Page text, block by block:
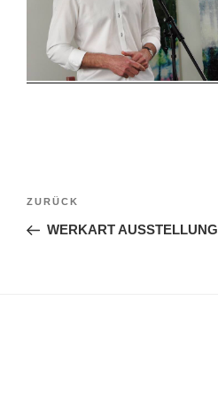
Beitragsnavigation
Vorheriger
Beitrag
ZURÜCK
WERKART AUSSTELLUNG